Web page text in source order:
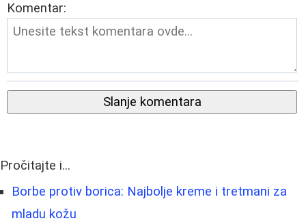
Komentar:
Slanje komentara
Pročitajte i...
Borbe protiv borica: Najbolje kreme i tretmani za
mladu kožu